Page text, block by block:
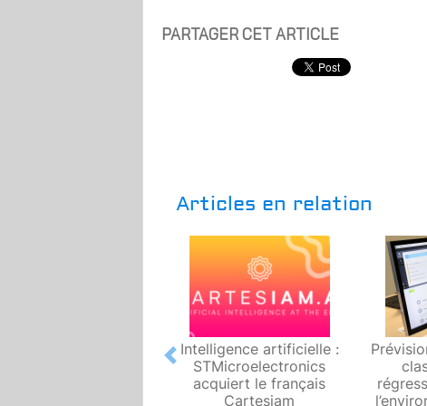
PARTAGER CET ARTICLE
Articles en relation
Intelligence artificielle :
STMicroelectronics
acquiert le français
Cartesiam
Previous